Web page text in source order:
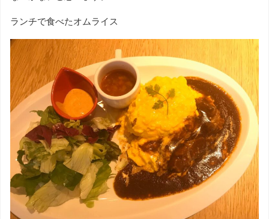
ランチで食べたオムライス